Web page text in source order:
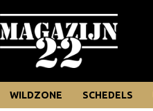
WILDZONE SCHEDELS